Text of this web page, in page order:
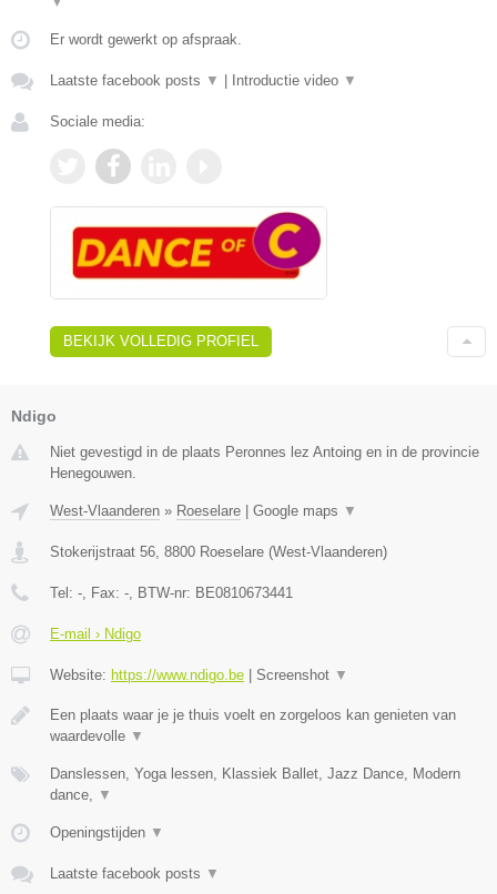
Er wordt gewerkt op afspraak.
Laatste facebook posts ▼ | Introductie video ▼
Sociale media:
BEKIJK VOLLEDIG PROFIEL
Ndigo
Niet gevestigd in de plaats Peronnes lez Antoing en in de provincie
Henegouwen.
West-Vlaanderen » Roeselare Google maps ▼
Stokerijstraat 56 8800 Roeselare (West-Vlaanderen)
Tel: - , Fax: - , BTW-nr: BE0810673441
E-mail › Ndigo
Website: https://www.ndigo.be Screenshot ▼
Een plaats waar je je thuis voelt en zorgeloos kan genieten van
waardevolle ▼
Danslessen, Yoga lessen, Klassiek Ballet, Jazz Dance, Modern
dance,
▼
Openingstijden ▼
Laatste facebook posts ▼